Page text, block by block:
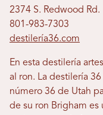
2374 S. Redwood Rd.
801-983-7303
destilería36.com
En esta destilería
al ron. La destilería
número 36 de Utah
de su ron Brigham